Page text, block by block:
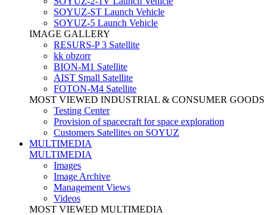
SOYUZ-ST Launch Vehicle
SOYUZ-5 Launch Vehicle
IMAGE GALLERY
RESURS-P 3 Satellite
kk obzorr
BION-M1 Satellite
AIST Small Satellite
FOTON-M4 Satellite
MOST VIEWED INDUSTRIAL & CONSUMER GOODS
Testing Center
Provision of spacecraft for space exploration
Customers Satellites on SOYUZ
MULTIMEDIA
MULTIMEDIA
Images
Image Archive
Management Views
Videos
MOST VIEWED MULTIMEDIA